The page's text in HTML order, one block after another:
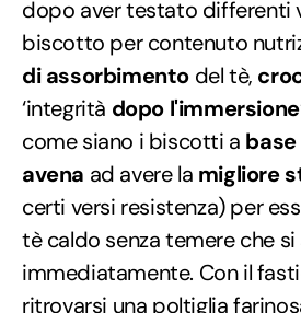
dopo aver testato differenti
biscotto per contenuto
di assorbimento del tè,
‘integrità dopo l'immersione
come siano i biscotti a
avena ad avere la migliore
certi versi resistenza) per
tè caldo senza temere che si
immediatamente. Con il
ritrovarsi una poltiglia